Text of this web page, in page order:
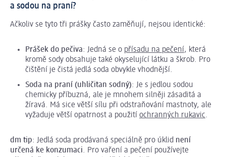
a sodou na praní?
Ačkoliv se tyto tři prášky často zaměňují, nejsou identické:
Prášek do pečiva: Jedná se o přísadu na pečení, která
kromě sody obsahuje také okyselující látku a škrob. Pro
čištění je čistá jedlá soda obvykle vhodnější.
Soda na praní (uhličitan sodný): Je s jedlou sodou
chemicky příbuzná, ale je mnohem silněji zásaditá a
žíravá. Má sice větší sílu při odstraňování mastnoty, ale
vyžaduje větší opatrnost a použití ochranných rukavic.
dm tip: Jedlá soda prodávaná speciálně pro úklid není
určená ke konzumaci. Pro vaření a pečení používejte